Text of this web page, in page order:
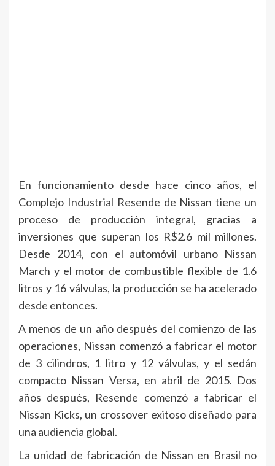
En funcionamiento desde hace cinco años, el
Complejo Industrial Resende de Nissan tiene un
proceso de producción integral, gracias a
inversiones que superan los R$2.6 mil millones.
Desde 2014, con el automóvil urbano Nissan
March y el motor de combustible flexible de 1.6
litros y 16 válvulas, la producción se ha acelerado
desde entonces.
A menos de un año después del comienzo de las
operaciones, Nissan comenzó a fabricar el motor
de 3 cilindros, 1 litro y 12 válvulas, y el sedán
compacto Nissan Versa, en abril de 2015. Dos
años después, Resende comenzó a fabricar el
Nissan Kicks, un crossover exitoso diseñado para
una audiencia global.
La unidad de fabricación de Nissan en Brasil no